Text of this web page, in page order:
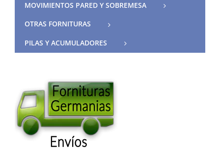
MOVIMIENTOS PARED Y SOBREMESA
OTRAS FORNITURAS
PILAS Y ACUMULADORES